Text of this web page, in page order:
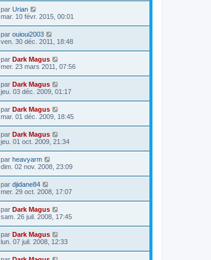
par Urian
mar. 10 févr. 2015, 00:01
par ouioui2003
ven. 30 déc. 2011, 18:48
par Dark Magus
mer. 23 mars 2011, 07:56
par Dark Magus
jeu. 03 déc. 2009, 01:17
par Dark Magus
mar. 01 déc. 2009, 18:45
par Dark Magus
jeu. 01 oct. 2009, 21:34
par heavyarm
dim. 02 nov. 2008, 23:09
par djidane84
mer. 29 oct. 2008, 17:07
par Dark Magus
sam. 26 juil. 2008, 17:45
par Dark Magus
lun. 07 juil. 2008, 12:33